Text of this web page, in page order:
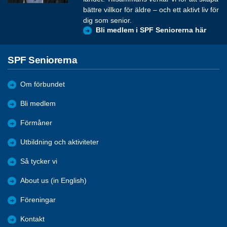
bättre villkor för äldre – och ett aktivt liv för
dig som senior.
Bli medlem i SPF Seniorerna här
SPF Seniorerna
Om förbundet
Bli medlem
Förmåner
Utbildning och aktiviteter
Så tycker vi
About us (in English)
Föreningar
Kontakt